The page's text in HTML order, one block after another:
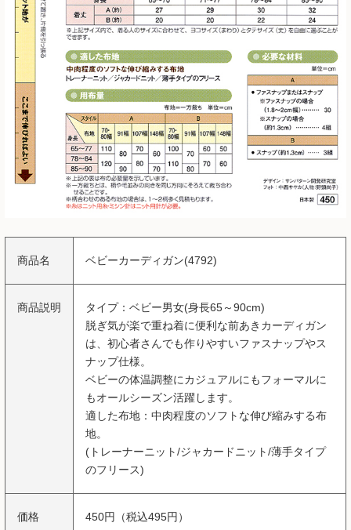
商品名 ベビーカーディガン(4792)
商品説明
タイプ：ベビー男女(身長65～90cm)
脱ぎ気が楽で重ね着に便利な前あきカーディガン
は、初心者さんでも作りやすいファスナップやス
ナップ仕様。
ベビーの体温調整にカジュアルにもフォーマルに
もオールシーズン活躍します。
適した布地：中肉程度のソフトな伸び縮みする布
地。
(トレーナーニット/ジャカードニット/薄手タイプ
のフリース)
価格 450円（税込495円）